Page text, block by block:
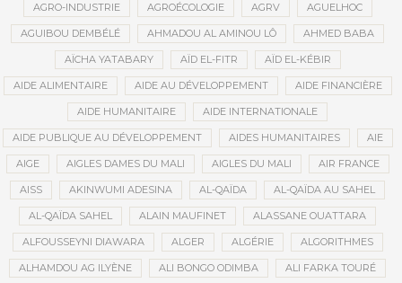
AGRO-INDUSTRIE AGROÉCOLOGIE AGRV AGUELHOC
AGUIBOU DEMBÉLÉ AHMADOU AL AMINOU LÔ AHMED BABA
AÏCHA YATABARY AÏD EL-FITR AÏD EL-KÉBIR
AIDE ALIMENTAIRE AIDE AU DÉVELOPPEMENT AIDE FINANCIÈRE
AIDE HUMANITAIRE AIDE INTERNATIONALE
AIDE PUBLIQUE AU DÉVELOPPEMENT AIDES HUMANITAIRES AIE
AIGE AIGLES DAMES DU MALI AIGLES DU MALI AIR FRANCE
AISS AKINWUMI ADESINA AL-QAÏDA AL-QAÏDA AU SAHEL
AL-QAÏDA SAHEL ALAIN MAUFINET ALASSANE OUATTARA
ALFOUSSEYNI DIAWARA ALGER ALGÉRIE ALGORITHMES
ALHAMDOU AG ILYÈNE ALI BONGO ODIMBA ALI FARKA TOURÉ